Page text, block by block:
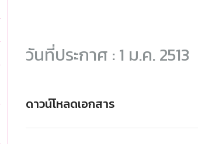
วันที่ประกาศ : 1 ม.ค. 2513
ดาวน์โหลดเอกสาร